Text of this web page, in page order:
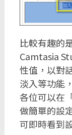
比較有趣的
Camtasia
性值，以對
淡入等功能
各位可以在
做簡單的設
可即時看到